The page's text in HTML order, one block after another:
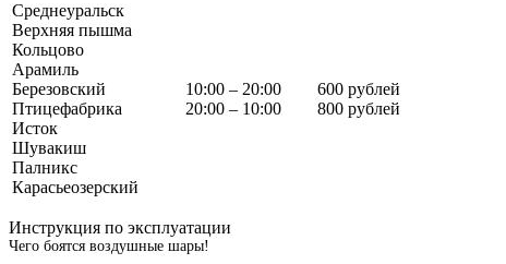
Среднеуральск
Верхняя пышма
Кольцово
Арамиль
Березовский
Птицефабрика
Исток
Шувакиш
Палникс
Карасьеозерский
10:00 – 20:00
20:00 – 10:00
600 рублей
800 рублей
Инструкция по эксплуатации
Чего боятся воздушные шары!